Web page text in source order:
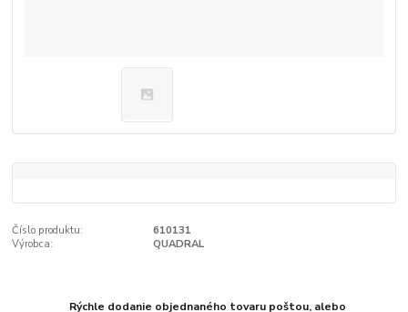
Číslo produktu:
610131
Výrobca:
QUADRAL
Rýchle dodanie objednaného tovaru poštou, alebo